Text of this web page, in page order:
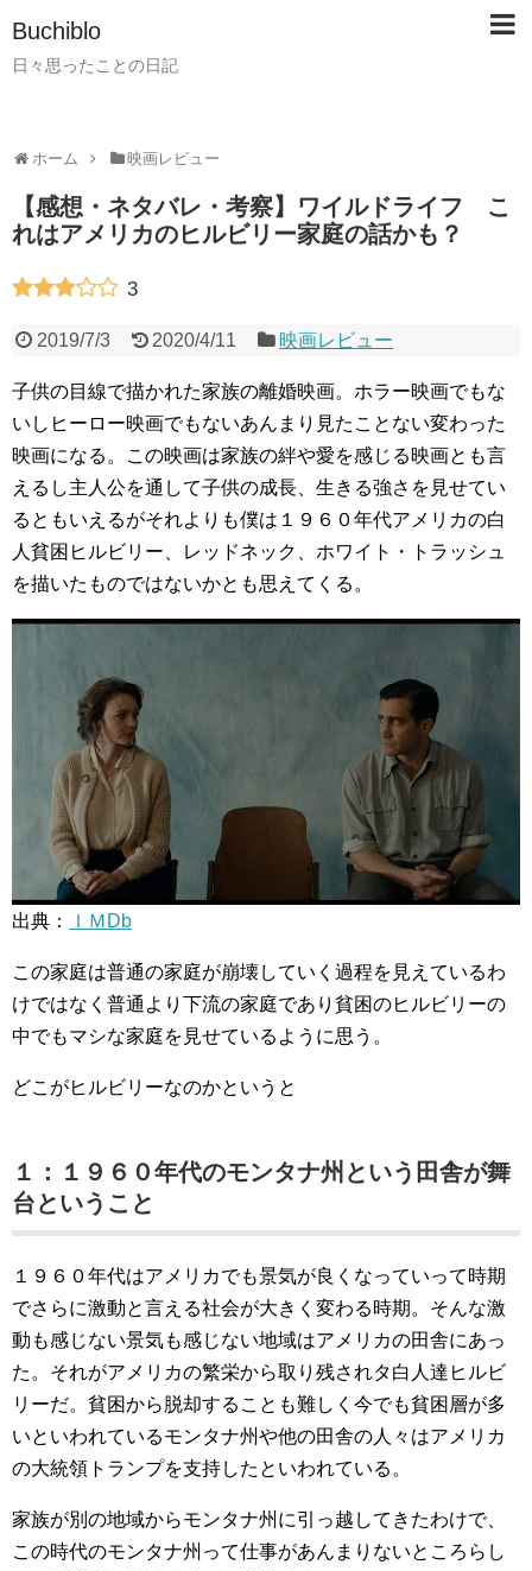
Buchiblo
日々思ったことの日記
ホーム 映画レビュー
【感想・ネタバレ・考察】ワイルドライフ こ
れはアメリカのヒルビリー家庭の話かも？
3
2019/7/3 2020/4/11 映画レビュー
子供の目線で描かれた家族の離婚映画。ホラー映画でもな
いしヒーロー映画でもないあんまり見たことない変わった
映画になる。この映画は家族の絆や愛を感じる映画とも言
えるし主人公を通して子供の成長、生きる強さを見せてい
るともいえるがそれよりも僕は１９６０年代アメリカの白
人貧困ヒルビリー、レッドネック、ホワイト・トラッシュ
を描いたものではないかとも思えてくる。
出典： ＩＭDb
この家庭は普通の家庭が崩壊していく過程を見えているわ
けではなく普通より下流の家庭であり貧困のヒルビリーの
中でもマシな家庭を見せているように思う。
どこがヒルビリーなのかというと
１：１９６０年代のモンタナ州という田舎が舞
台ということ
１９６０年代はアメリカでも景気が良くなっていって時期
でさらに激動と言える社会が大きく変わる時期。そんな激
動も感じない景気も感じない地域はアメリカの田舎にあっ
た。それがアメリカの繁栄から取り残されタ白人達ヒルビ
リーだ。貧困から脱却することも難しく今でも貧困層が多
いといわれているモンタナ州や他の田舎の人々はアメリカ
の大統領トランプを支持したといわれている。
家族が別の地域からモンタナ州に引っ越してきたわけで、
この時代のモンタナ州って仕事があんまりないところらし